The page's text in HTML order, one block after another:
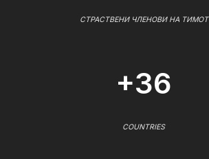
СТРАСТВЕНИ ЧЛЕНОВИ НА ТИМОТ
+36
COUNTRIES